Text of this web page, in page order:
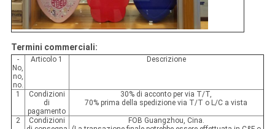
Termini commerciali:
-
No,
no,
no.
Articolo 1 Descrizione
1
Condizioni
di
pagamento
30% di acconto per via T/T,
70% prima della spedizione via T/T o L/C a vista
2
Condizioni
FOB Guangzhou, Cina.